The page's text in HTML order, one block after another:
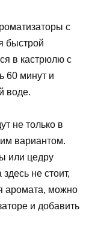
с
быстрой
в кастрюлю с
60 минут и
воде.
не только в
вариантом.
или цедру
не стоит,
аромата, можно
и добавить